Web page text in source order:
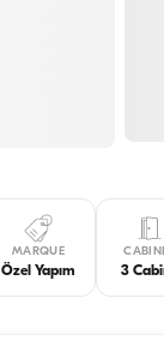
MARQUE
Özel Yapım 3